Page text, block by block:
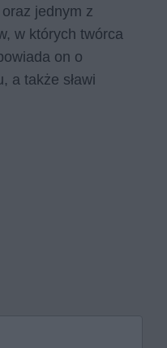
jednym z
w których twórca
on o
a także sławi